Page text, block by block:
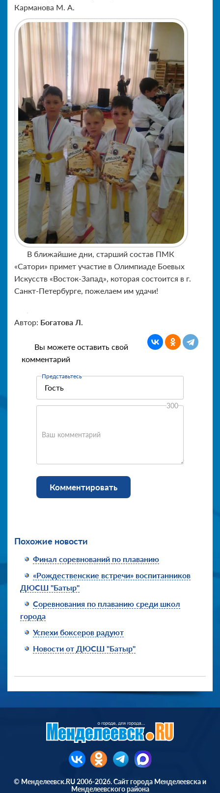
Карманова М. А.
В ближайшие дни, старший состав ПМК
«Сатори» примет участие в Олимпиаде Боевых
Искусств «Восток-Запад», которая состоится в г.
Санкт-Петербурге, пожелаем им удачи!
Автор: Богатова Л.
Вы можете оставить свой
комментарий
Представьтесь
Ваш комментарий
300
Комментировать
Похожие новости
Финал соревнований по плаванию
«Рождественские встречи» воспитанников
ДЮСШ "Батыр"
Соревнования по плаванию среди школ
города
Успехи боксеров радуют
Новости от ДЮСШ "Батыр"
© Менделеевск.RU 2006-2026. Сайт города Менделеевска и
Менделеевского района